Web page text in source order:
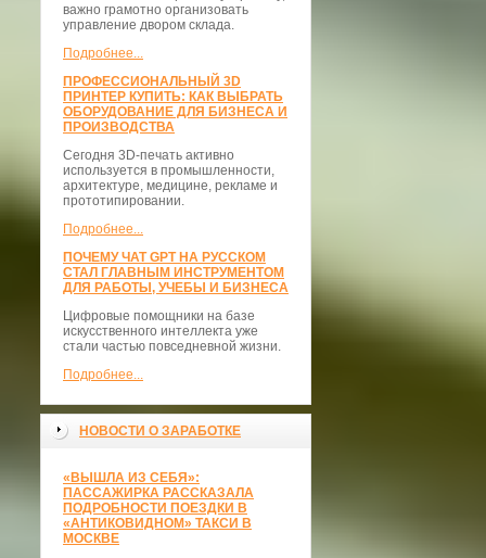
важно грамотно организовать
управление двором склада.
Подробнее...
ПРОФЕССИОНАЛЬНЫЙ 3D
ПРИНТЕР КУПИТЬ: КАК ВЫБРАТЬ
ОБОРУДОВАНИЕ ДЛЯ БИЗНЕСА И
ПРОИЗВОДСТВА
Сегодня 3D-печать активно
используется в промышленности,
архитектуре, медицине, рекламе и
прототипировании.
Подробнее...
ПОЧЕМУ ЧАТ GPT НА РУССКОМ
СТАЛ ГЛАВНЫМ ИНСТРУМЕНТОМ
ДЛЯ РАБОТЫ, УЧЕБЫ И БИЗНЕСА
Цифровые помощники на базе
искусственного интеллекта уже
стали частью повседневной жизни.
Подробнее...
НОВОСТИ О ЗАРАБОТКЕ
«ВЫШЛА ИЗ СЕБЯ»:
ПАССАЖИРКА РАССКАЗАЛА
ПОДРОБНОСТИ ПОЕЗДКИ В
«АНТИКОВИДНОМ» ТАКСИ В
МОСКВЕ